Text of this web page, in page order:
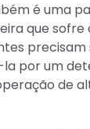
é uma
que sofre
por um
de